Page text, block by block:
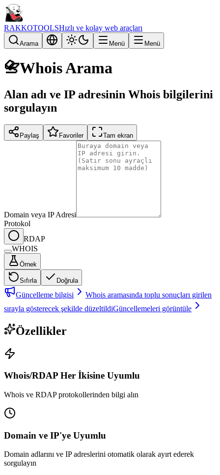
RAKKOTOOLSHızlı ve kolay web araçları
Arama Menü Menü
📇Whois Arama
Alan adı ve IP adresinin Whois bilgilerini
sorgulayın
Paylaş Favoriler Tam ekran
Domain veya IP Adresi
Protokol
RDAP
WHOIS
Örnek
Sıfırla Doğrula
Güncelleme bilgisi
Whois aramasında toplu sonuçları girilen
sırayla gösterecek şekilde düzeltildiGüncellemeleri görüntüle
Özellikler
Whois/RDAP Her İkisine Uyumlu
Whois ve RDAP protokollerinden bilgi alın
Domain ve IP'ye Uyumlu
Domain adlarını ve IP adreslerini otomatik olarak ayırt ederek
sorgulayın